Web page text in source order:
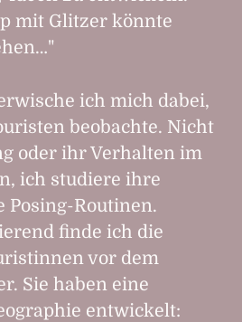
mit Glitzer könnte
ich mich dabei,
beobachte. Nicht
oder ihr Verhalten im
ich studiere ihre
Posing-Routinen.
finde ich die
vor dem
Sie haben eine
entwickelt: